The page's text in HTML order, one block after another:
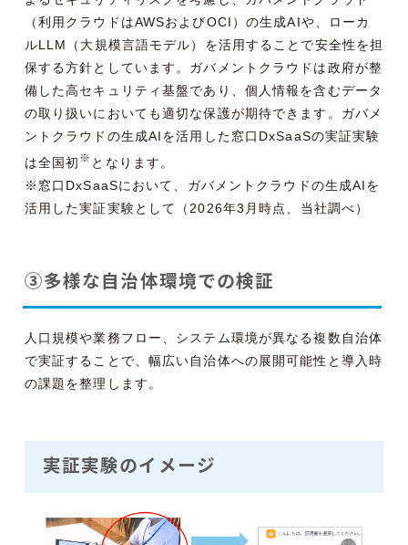
（利用クラウドはAWSおよびOCI）の生成AIや、ローカ
ルLLM（大規模言語モデル）を活用することで安全性を担
保する方針としています。ガバメントクラウドは政府が整
備した高セキュリティ基盤であり、個人情報を含むデータ
の取り扱いにおいても適切な保護が期待できます。ガバメ
ントクラウドの生成AIを活用した窓口DxSaaSの実証実験
は全国初 ※ となります。
※窓口DxSaaSにおいて、ガバメントクラウドの生成AIを
活用した実証実験として（2026年3月時点、当社調べ）
③多様な自治体環境での検証
人口規模や業務フロー、システム環境が異なる複数自治体
で実証することで、幅広い自治体への展開可能性と導入時
の課題を整理します。
実証実験のイメージ